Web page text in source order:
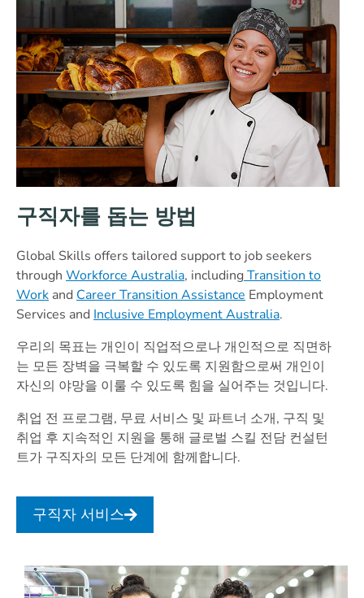
구직자를 돕는 방법
Global Skills offers tailored support to job seekers
through Workforce Australia, includingTransition to
Work and Career Transition Assistance Employment
Services and Inclusive Employment Australia.
우리의 목표는 개인이 직업적으로나 개인적으로 직면하
는 모든 장벽을 극복할 수 있도록 지원함으로써 개인이
자신의 야망을 이룰 수 있도록 힘을 실어주는 것입니다.
취업 전 프로그램, 무료 서비스 및 파트너 소개, 구직 및
취업 후 지속적인 지원을 통해 글로벌 스킬 전담 컨설턴
트가 구직자의 모든 단계에 함께합니다.
구직자 서비스